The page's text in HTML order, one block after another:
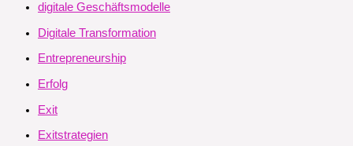
digitale Geschäftsmodelle
Digitale Transformation
Entrepreneurship
Erfolg
Exit
Exitstrategien